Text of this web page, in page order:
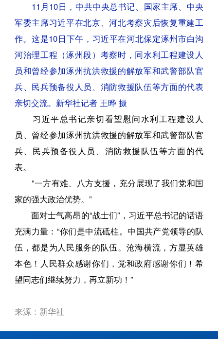
11月10日，中共中央总书记、国家主席、中央
军委主席习近平在北京、河北考察灾后恢复重建工
作。这是10日下午，习近平在河北保定涿州市白沟
河治理工程（涿州段）考察时，同水利工程建设人
员和曾经参加涿州抗洪救援的解放军和武警部队官
兵、民兵预备役人员、消防救援队伍等方面的代表
亲切交流。新华社记者 王晔 摄
习近平总书记亲切看望慰问水利工程建设人
员、曾经参加涿州抗洪救援的解放军和武警部队官
兵、民兵预备役人员、消防救援队伍等方面的代
表。
“一方有难、八方支援，充分展现了我们党和国
家的强大政治优势。”
面对士气高昂的“战士们”，习近平总书记的话语
充满力量：“你们是中流砥柱。中国共产党领导的队
伍，都是为人民服务的队伍。沧海横流，方显英雄
本色！人民群众感谢你们，党和政府感谢你们！希
望同志们继续努力，再立新功！”
来源：新华社